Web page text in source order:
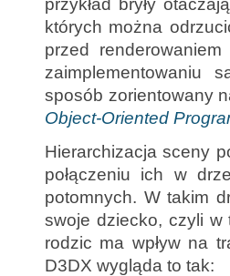
których można
przed
zaimplementowaniu
sposób zorientowany
Object-Oriented
Hierarchizacja sceny
połączeniu ich w
potomnych. W takim
swoje dziecko, czyli w
rodzic ma wpływ na
D3DX wygląda to tak: